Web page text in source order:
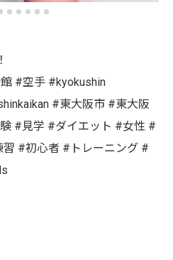
#空手 #kyokushin
#東大阪市 #東大阪
#見学 #ダイエット #女性 #
#初心者 #トレーニング #